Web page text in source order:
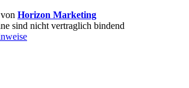
von Horizon Marketing
sind nicht vertraglich bindend